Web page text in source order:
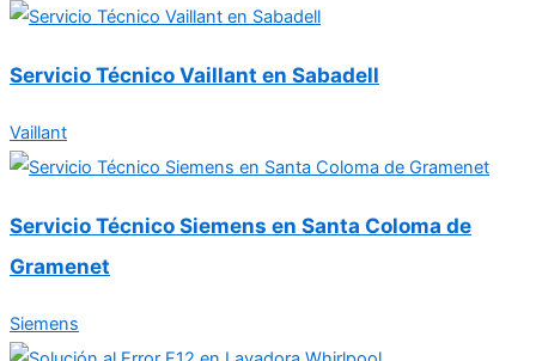
Servicio Técnico Vaillant en Sabadell
Vaillant
Servicio Técnico Siemens en Santa Coloma de
Gramenet
Siemens